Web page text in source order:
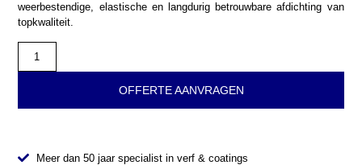
weerbestendige, elastische en langdurig betrouwbare afdichting van
topkwaliteit.
OFFERTE AANVRAGEN
Meer dan 50 jaar specialist in verf & coatings